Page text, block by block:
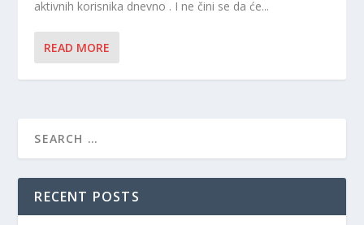
aktivnih korisnika dnevno . I ne čini se da će...
READ MORE
RECENT POSTS